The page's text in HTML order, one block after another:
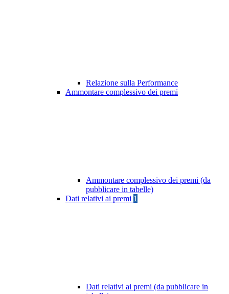
Relazione sulla Performance
Ammontare complessivo dei premi
Ammontare complessivo dei premi (da
pubblicare in tabelle)
Dati relativi ai premi 1
Dati relativi ai premi (da pubblicare in